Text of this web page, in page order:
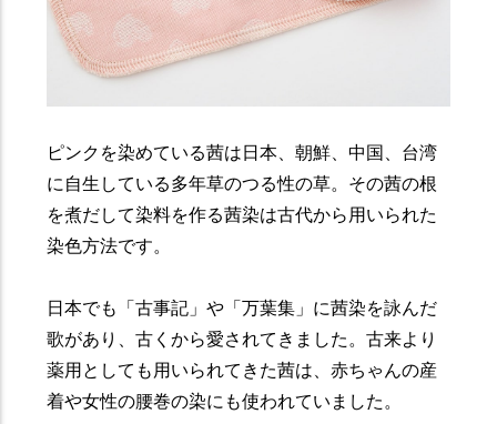
ピンクを染めている茜は日本、朝鮮、中国、台湾
に自生している多年草のつる性の草。その茜の根
を煮だして染料を作る茜染は古代から用いられた
染色方法です。
日本でも「古事記」や「万葉集」に茜染を詠んだ
歌があり、古くから愛されてきました。古来より
薬用としても用いられてきた茜は、赤ちゃんの産
着や女性の腰巻の染にも使われていました。